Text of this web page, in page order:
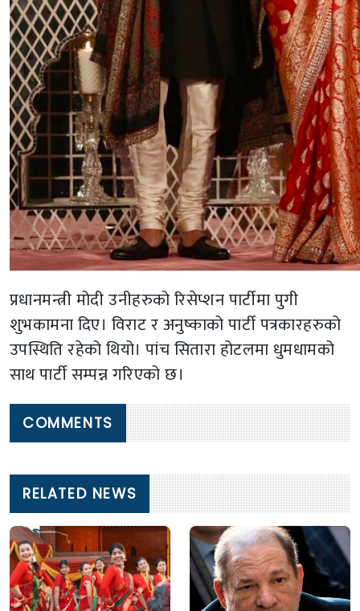
प्रधानमन्त्री मोदी उनीहरुको रिसेप्शन पार्टीमा पुगी
शुभकामना दिए। विराट र अनुष्काको पार्टी पत्रकारहरुको
उपस्थिति रहेको थियो। पांच सितारा होटलमा धुमधामको
साथ पार्टी सम्पन्न गरिएको छ।
COMMENTS
RELATED NEWS